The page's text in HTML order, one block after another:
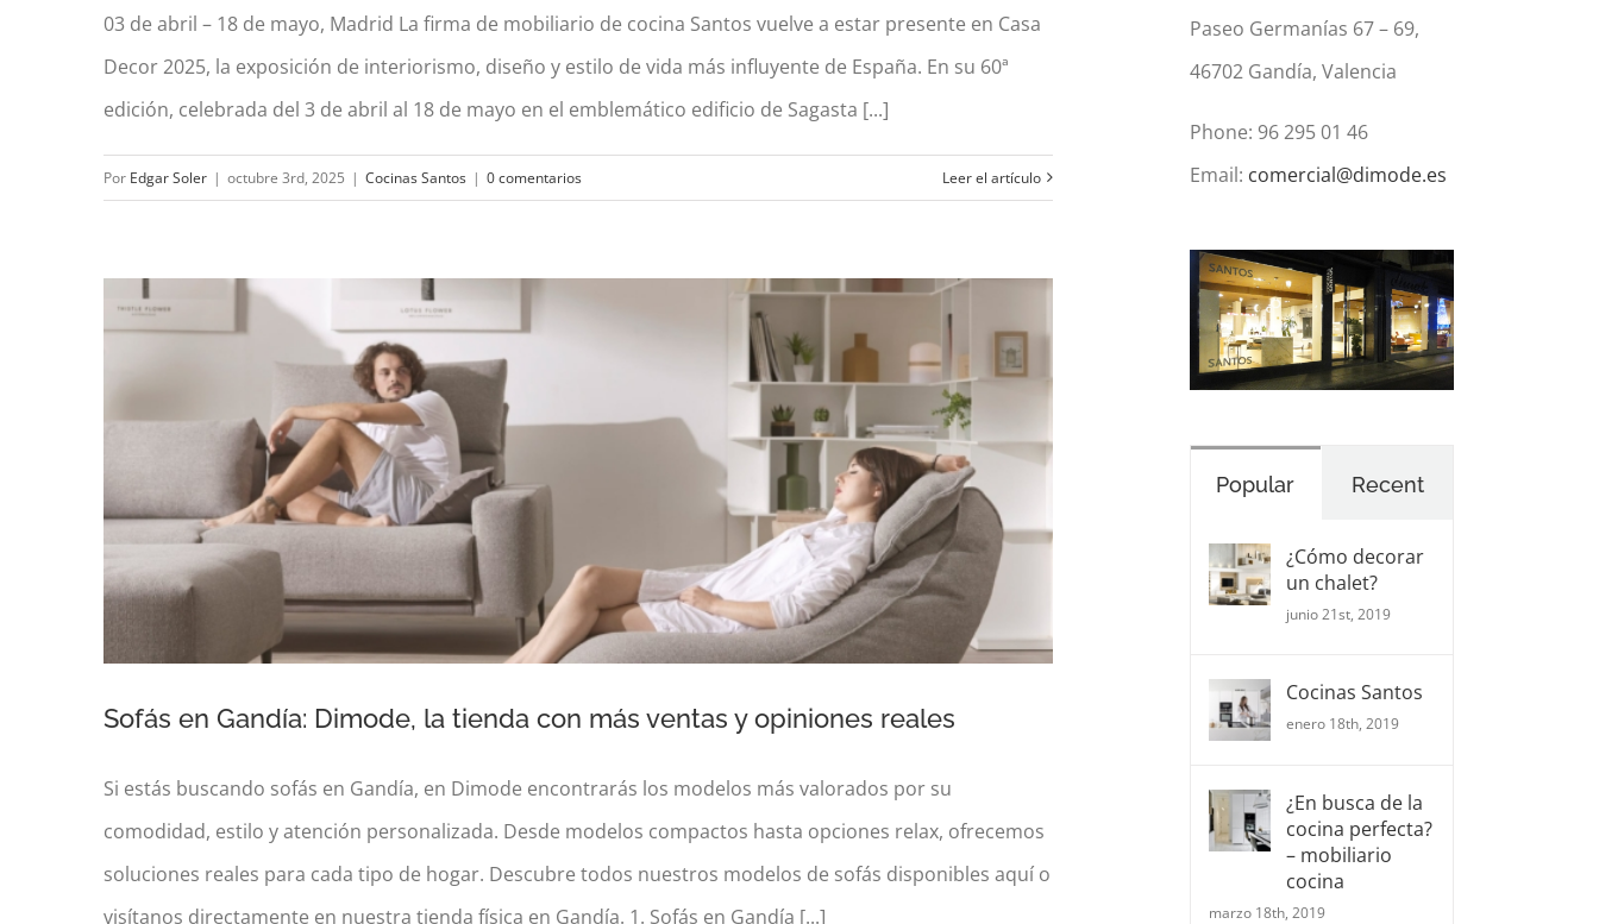
Descubre el espacio Santos en Casa Decor 2025
03 de abril – 18 de mayo, Madrid La firma de mobiliario de cocina Santos vuelve a estar presente en Casa
Decor 2025, la exposición de interiorismo, diseño y estilo de vida más influyente de España. En su 60ª
edición, celebrada del 3 de abril al 18 de mayo en el emblemático edificio de Sagasta [...]
Por Edgar Soler | octubre 3rd, 2025 | Cocinas Santos | 0 comentarios Leer el artículo
Sofás en Gandía: Dimode, la tienda con más ventas y opiniones reales
Sofás en Gandía: Dimode, la tienda con más ventas y opiniones reales
Si estás buscando sofás en Gandía, en Dimode encontrarás los modelos más valorados por su
comodidad, estilo y atención personalizada. Desde modelos compactos hasta opciones relax, ofrecemos
soluciones reales para cada tipo de hogar. Descubre todos nuestros modelos de sofás disponibles aquí o
visítanos directamente en nuestra tienda física en Gandía. 1. Sofás en Gandía [...]
Paseo Germanías 67 – 69,
46702 Gandía, Valencia
Phone: 96 295 01 46
Email: comercial@dimode.es
Popular Recent
¿Cómo decorar
un chalet?
junio 21st, 2019
Cocinas Santos
enero 18th, 2019
¿En busca de la
cocina perfecta?
– mobiliario
cocina
marzo 18th, 2019